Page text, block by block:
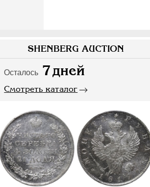
SHENBERG AUCTION
Осталось 7дней
Смотреть каталог